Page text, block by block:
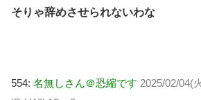
そりゃ辞めさせられないわな
554: 名無しさん＠恐縮です 2025/02/04(